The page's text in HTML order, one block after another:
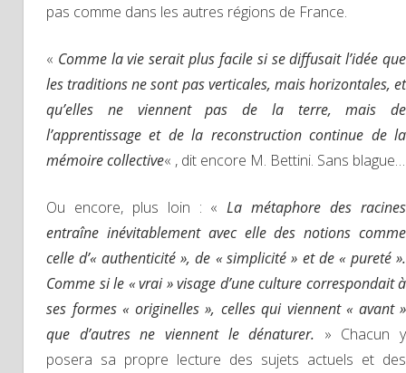
pas comme dans les autres régions de France.
« Comme la vie serait plus facile si se diffusait l’idée que
les traditions ne sont pas verticales, mais horizontales, et
qu’elles ne viennent pas de la terre, mais de
l’apprentissage et de la reconstruction continue de la
mémoire collective« , dit encore M. Bettini. Sans blague…
Ou encore, plus loin : «La métaphore des racines
entraîne inévitablement avec elle des notions comme
celle d’« authenticité », de « simplicité » et de « pureté ».
Comme si le « vrai » visage d’une culture correspondait à
ses formes « originelles », celles qui viennent « avant »
que d’autres ne viennent le dénaturer. » Chacun y
posera sa propre lecture des sujets actuels et des